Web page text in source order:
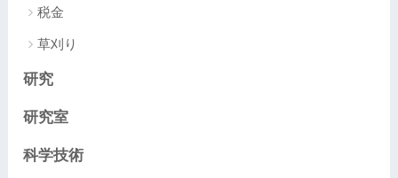
税金
草刈り
研究
研究室
科学技術